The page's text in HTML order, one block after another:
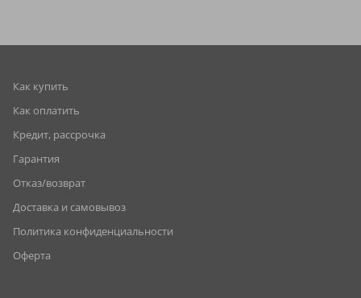
Как купить
Как оплатить
Кредит, рассрочка
Гарантия
Отказ/возврат
Доставка и самовывоз
Политика конфиденциальности
Оферта